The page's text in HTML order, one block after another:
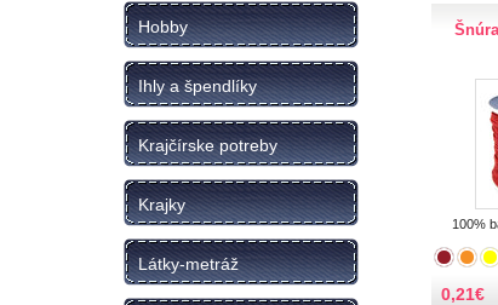
Hobby
Ihly a špendlíky
Krajčírske potreby
Krajky
Látky-metráž
100%
0,21€